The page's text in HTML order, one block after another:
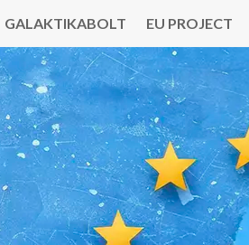
GALAKTIKABOLT EU PROJECT